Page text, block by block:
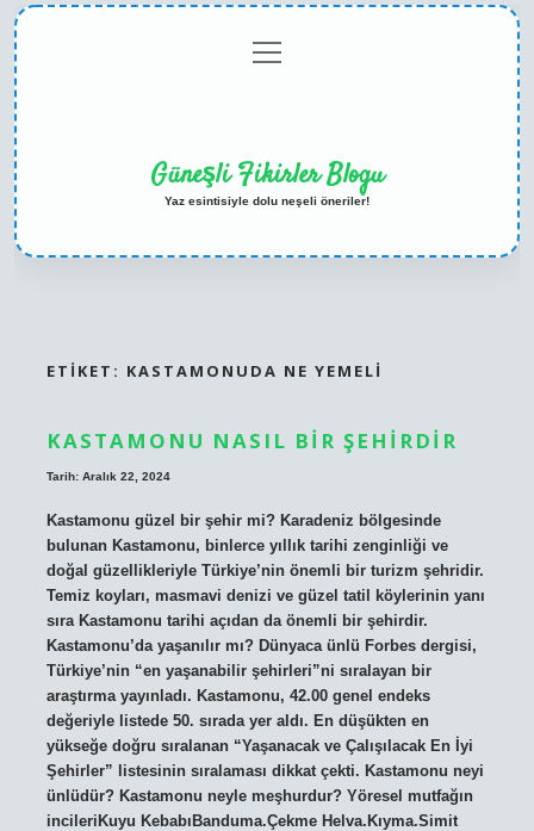
menüyü
aç
Güneşli Fikirler Blogu
Yaz esintisiyle dolu neşeli öneriler!
ETIKET: KASTAMONUDA NE YEMELI
KASTAMONU NASIL BIR ŞEHIRDIR
Tarih: Aralık 22, 2024
Kastamonu güzel bir şehir mi? Karadeniz bölgesinde
bulunan Kastamonu, binlerce yıllık tarihi zenginliği ve
doğal güzellikleriyle Türkiye’nin önemli bir turizm şehridir.
Temiz koyları, masmavi denizi ve güzel tatil köylerinin yanı
sıra Kastamonu tarihi açıdan da önemli bir şehirdir.
Kastamonu’da yaşanılır mı? Dünyaca ünlü Forbes dergisi,
Türkiye’nin “en yaşanabilir şehirleri”ni sıralayan bir
araştırma yayınladı. Kastamonu, 42.00 genel endeks
değeriyle listede 50. sırada yer aldı. En düşükten en
yükseğe doğru sıralanan “Yaşanacak ve Çalışılacak En İyi
Şehirler” listesinin sıralaması dikkat çekti. Kastamonu neyi
ünlüdür? Kastamonu neyle meşhurdur? Yöresel mutfağın
incileriKuyu KebabıBanduma.Çekme Helva.Kıyma.Simit